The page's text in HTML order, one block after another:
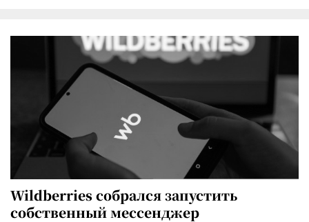
Wildberries собрался запустить
собственный мессенджер